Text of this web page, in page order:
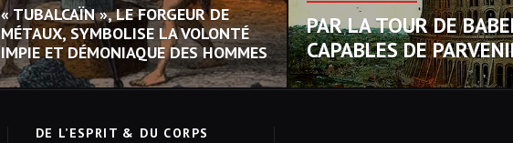
« TUBALCAÏN », LE FORGEUR DE
MÉTAUX, SYMBOLISE LA VOLONTÉ
IMPIE ET DÉMONIAQUE DES HOMMES
PAR LA TOUR DE
CAPABLES DE
DE L’ESPRIT & DU CORPS